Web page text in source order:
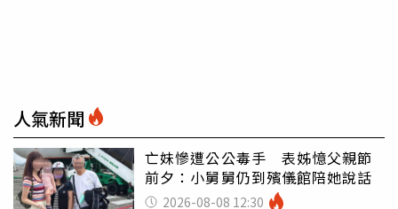
人氣新聞
亡妹慘遭公公毒手 表姊憶父親節
前夕：小舅舅仍到殯儀館陪她說話
2026-08-08 12:30